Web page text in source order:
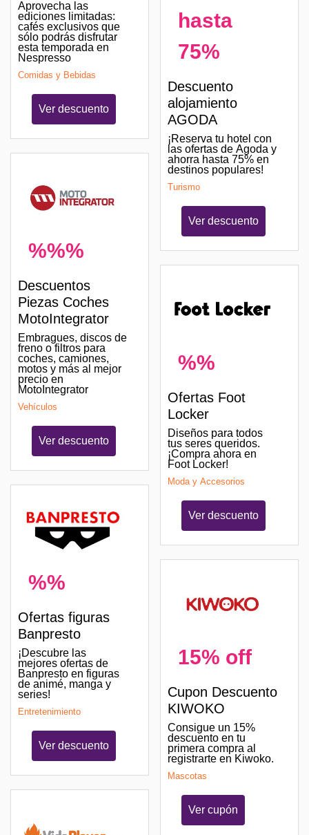
Aprovecha las
ediciones limitadas:
cafés exclusivos que
sólo podrás disfrutar
esta temporada en
Nespresso
Comidas y Bebidas
Ver descuento
%%%
Descuentos
Piezas Coches
MotoIntegrator
Embragues, discos de
freno o filtros para
coches, camiones,
motos y más al mejor
precio en
MotoIntegrator
Vehículos
Ver descuento
%%
Ofertas figuras
Banpresto
¡Descubre las
mejores ofertas de
Banpresto en figuras
de animé, manga y
series!
Entretenimiento
Ver descuento
hasta
75%
Descuento
alojamiento
AGODA
¡Reserva tu hotel con
las ofertas de Agoda y
ahorra hasta 75% en
destinos populares!
Turismo
Ver descuento
%%
Ofertas Foot
Locker
Diseños para todos
tus seres queridos.
¡Compra ahora en
Foot Locker!
Moda y Accesorios
Ver descuento
15% off
Cupon Descuento
KIWOKO
Consigue un 15%
descuento en tu
primera compra al
registrarte en Kiwoko.
Mascotas
Ver cupón